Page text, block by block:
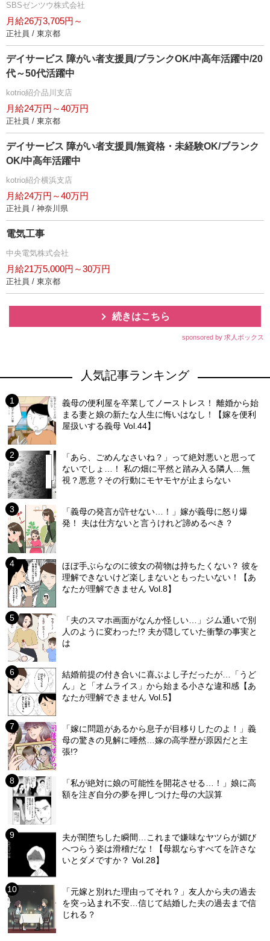
SBSゼンツウ株式会社
月給26万3,705円～
正社員 / 東京都
デイサービス 障がい者支援員/ブランクOK/中高年活躍中/20
代～50代活躍中
kotrio紹介品川支店
月給24万円～40万円
正社員 / 東京都
デイサービス 障がい者支援員/無資格・未経験OK/ブランク
OK/中高年活躍中
kotrio紹介横浜支店
月給24万円～40万円
正社員 / 神奈川県
電気工事
中央電気株式会社
月給21万5,000円～30万円
正社員 / 東京都
続きはこちら
sponsored by 求人ボックス
人気記事ランキング
義母の便利屋を卒業してノーストレス！ 離婚から始
まる妻と娘の新たな人生に悔いはなし！【嫁を便利
屋扱いする義母 Vol.44】
「あら、ごめんなさいね？」って絶対悪いと思って
ないでしょ…！ 私の畑に平然と踏み入る隣人…無
視？悪意？その行動にモヤモヤが止まらない
「義母の発言が許せない…！」嫁が義母に怒り爆
発！ 夫は仕方ないと言うけれど諦めるべき？
ほぼ手ぶらなのに彼女の荷物は持ちたくない？ 彼を
理解できないけど楽しまないともったいない！【あ
なたが理解できません Vol.8】
「夫のスマホ画面がなんか怪しい…」ジム通いで別
人のように変わった!? 夫が隠していた衝撃の事実と
は
結婚前提の付き合いに喜ぶよし子だったが…「うど
ん」と「オムライス」から始まる小さな違和感【あ
なたが理解できません Vol.5】
「嫁に問題があるから息子が目移りしたのよ！」義
母の驚きの見解に唖然…嫁の高学歴が原因だと主
張!?
「私が絶対に娘の可能性を開花させる…！」娘に高
額を注ぎ自分の夢を押しつけた母の大誤算
夫が闇堕ちした瞬間…これまで嫌味なヤツらが媚び
へつらう姿は滑稽だな！【母親ならすべてを許さな
いとダメですか？ Vol.28】
「元嫁と別れた理由ってそれ？」友人から夫の過去
を突っ込まれ不安…信じて結婚した夫の過去まで信
じれる？